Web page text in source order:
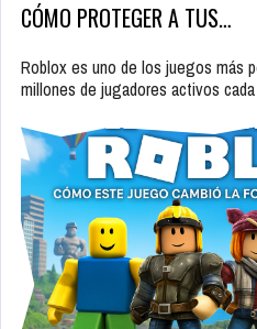
CÓMO PROTEGER A TUS…
Roblox es uno de los juegos más
millones de jugadores activos